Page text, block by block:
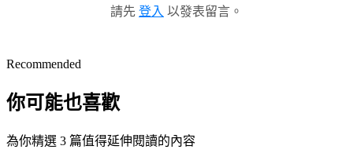
請先 登入 以發表留言。
Recommended
你可能也喜歡
為你精選 3 篇值得延伸閱讀的內容